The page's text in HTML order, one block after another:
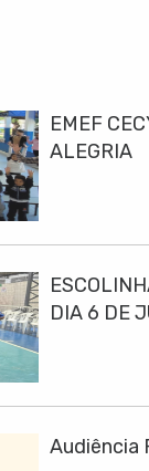
EMEF
ALEGRIA
DIA 6 DE
Audiência